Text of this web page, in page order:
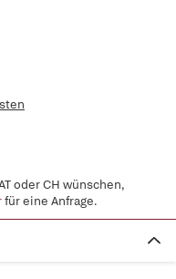
oder CH wünschen,
für eine Anfrage.